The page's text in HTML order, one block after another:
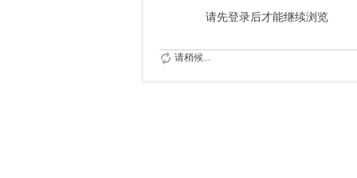
索
请先登录后才能继续浏览
请稍候...